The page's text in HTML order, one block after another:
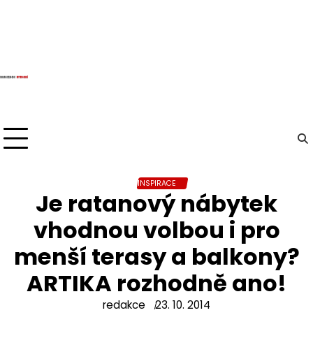
INSPIRACE
Je ratanový nábytek
vhodnou volbou i pro
menší terasy a balkony?
ARTIKA rozhodně ano!
redakce 23. 10. 2014